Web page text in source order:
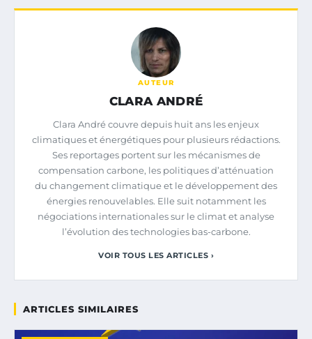
AUTEUR
CLARA ANDRÉ
Clara André couvre depuis huit ans les enjeux
climatiques et énergétiques pour plusieurs rédactions.
Ses reportages portent sur les mécanismes de
compensation carbone, les politiques d’atténuation
du changement climatique et le développement des
énergies renouvelables. Elle suit notamment les
négociations internationales sur le climat et analyse
l’évolution des technologies bas-carbone.
VOIR TOUS LES ARTICLES ›
ARTICLES SIMILAIRES